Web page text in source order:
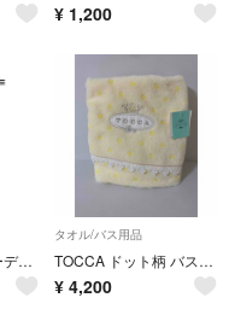
¥ 1,200
TOCCA ランドリーデリケート クレオパトラの香り
タオル/バス用品
TOCCA ドット柄 バスタオル ペルル レース イエロー・クリーム
¥ 4,200